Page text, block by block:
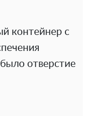
контейнер с
отверстие